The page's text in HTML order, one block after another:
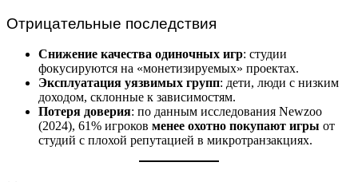
Отрицательные последствия
Снижение качества одиночных игр: студии
фокусируются на «монетизируемых» проектах.
Эксплуатация уязвимых групп: дети, люди с низким
доходом, склонные к зависимостям.
Потеря доверия: по данным исследования Newzoo
(2024), 61% игроков менее охотно покупают игры от
студий с плохой репутацией в микротранзакциях.